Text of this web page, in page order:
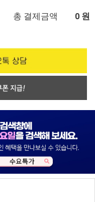
총 결제금액 0 원